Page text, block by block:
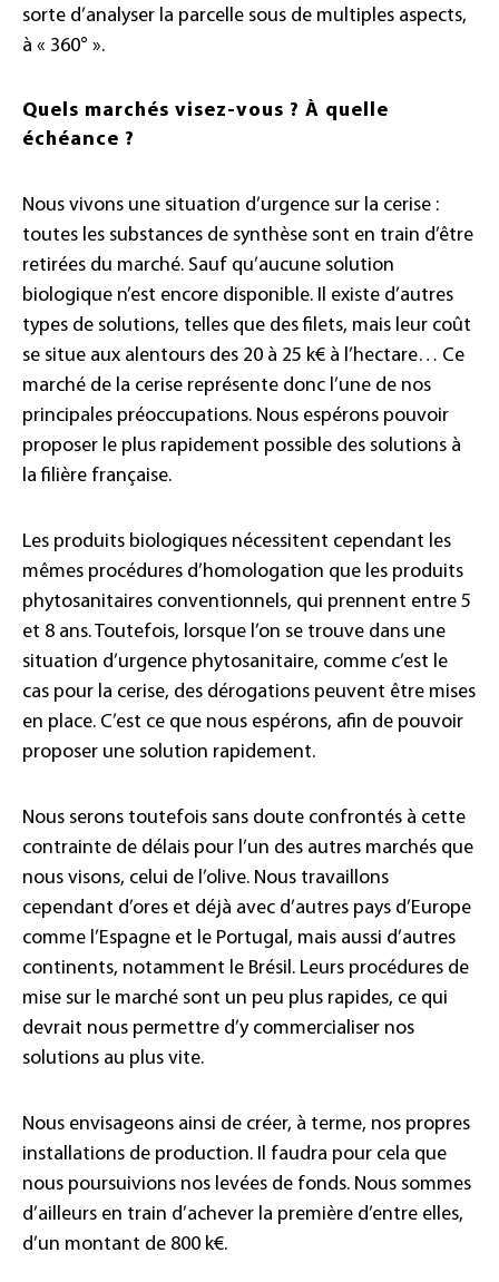
sorte d’analyser la parcelle sous de multiples aspects,
à « 360° ».
Quels marchés visez-vous ? À quelle
échéance ?
Nous vivons une situation d’urgence sur la cerise :
toutes les substances de synthèse sont en train d’être
retirées du marché. Sauf qu’aucune solution
biologique n’est encore disponible. Il existe d’autres
types de solutions, telles que des filets, mais leur coût
se situe aux alentours des 20 à 25 k€ à l’hectare… Ce
marché de la cerise représente donc l’une de nos
principales préoccupations. Nous espérons pouvoir
proposer le plus rapidement possible des solutions à
la filière française.
Les produits biologiques nécessitent cependant les
mêmes procédures d’homologation que les produits
phytosanitaires conventionnels, qui prennent entre 5
et 8 ans. Toutefois, lorsque l’on se trouve dans une
situation d’urgence phytosanitaire, comme c’est le
cas pour la cerise, des dérogations peuvent être mises
en place. C’est ce que nous espérons, afin de pouvoir
proposer une solution rapidement.
Nous serons toutefois sans doute confrontés à cette
contrainte de délais pour l’un des autres marchés que
nous visons, celui de l’olive. Nous travaillons
cependant d’ores et déjà avec d’autres pays d’Europe
comme l’Espagne et le Portugal, mais aussi d’autres
continents, notamment le Brésil. Leurs procédures de
mise sur le marché sont un peu plus rapides, ce qui
devrait nous permettre d’y commercialiser nos
solutions au plus vite.
Nous envisageons ainsi de créer, à terme, nos propres
installations de production. Il faudra pour cela que
nous poursuivions nos levées de fonds. Nous sommes
d’ailleurs en train d’achever la première d’entre elles,
d’un montant de 800 k€.